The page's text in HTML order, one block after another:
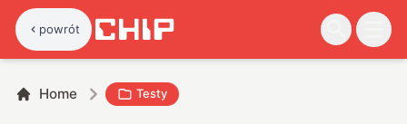
powrót
Home Testy